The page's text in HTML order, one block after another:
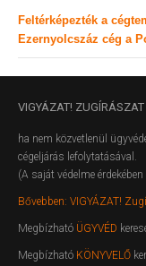
Feltérképezték a
Ezernyolcszáz cég a
VIGYÁZAT! ZUGÍRÁSZAT
ha nem közvetlenül
cégeljárás lefolytatásával.
(A saját védelme
Bővebben: VIGYÁZAT!
Megbízható ÜGYVÉD
Megbízható KÖNYVELŐ